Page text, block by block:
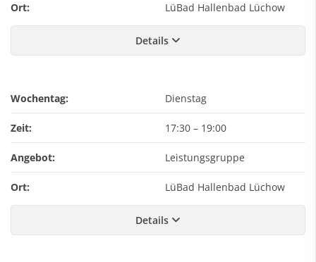
Ort: LüBad Hallenbad Lüchow
Details
Wochentag: Dienstag
Zeit: 17:30 – 19:00
Angebot: Leistungsgruppe
Ort: LüBad Hallenbad Lüchow
Details